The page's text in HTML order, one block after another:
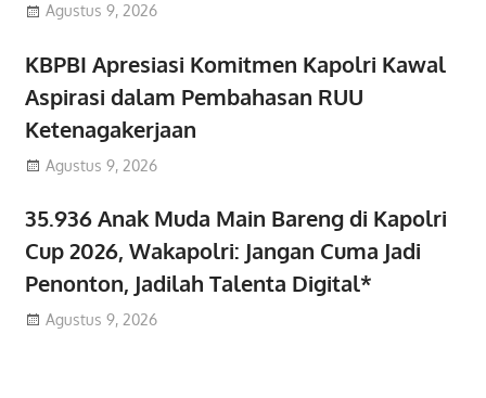
Agustus 9, 2026
KBPBI Apresiasi Komitmen Kapolri Kawal
Aspirasi dalam Pembahasan RUU
Ketenagakerjaan
Agustus 9, 2026
35.936 Anak Muda Main Bareng di Kapolri
Cup 2026, Wakapolri: Jangan Cuma Jadi
Penonton, Jadilah Talenta Digital*
Agustus 9, 2026